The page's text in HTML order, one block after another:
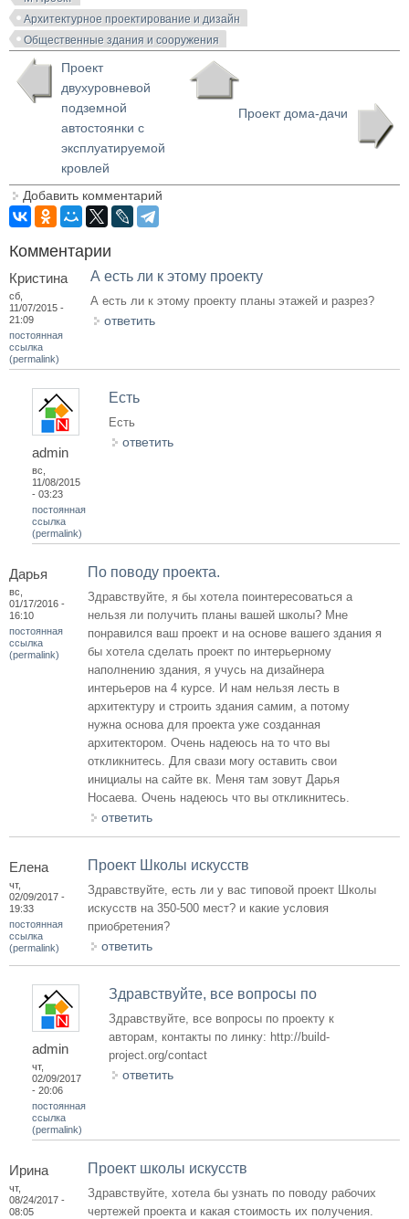
Архитектурное проектирование и дизайн
Общественные здания и сооружения
Проект
двухуровневой
подземной
автостоянки с
эксплуатируемой
кровлей
Проект дома-дачи
Добавить комментарий
Комментарии
Кристина
сб,
11/07/2015 -
21:09
постоянная
ссылка
(permalink)
А есть ли к этому проекту
А есть ли к этому проекту планы этажей и разрез?
ответить
admin
вс,
11/08/2015
- 03:23
постоянная
ссылка
(permalink)
Есть
Есть
ответить
Дарья
вс,
01/17/2016 -
16:10
постоянная
ссылка
(permalink)
По поводу проекта.
Здравствуйте, я бы хотела поинтересоваться а
нельзя ли получить планы вашей школы? Мне
понравился ваш проект и на основе вашего здания я
бы хотела сделать проект по интерьерному
наполнению здания, я учусь на дизайнера
интерьеров на 4 курсе. И нам нельзя лесть в
архитектуру и строить здания самим, а потому
нужна основа для проекта уже созданная
архитектором. Очень надеюсь на то что вы
откликнитесь. Для свази могу оставить свои
инициалы на сайте вк. Меня там зовут Дарья
Носаева. Очень надеюсь что вы откликнитесь.
ответить
Елена
чт,
02/09/2017 -
19:33
постоянная
ссылка
(permalink)
Проект Школы искусств
Здравствуйте, есть ли у вас типовой проект Школы
искусств на 350-500 мест? и какие условия
приобретения?
ответить
admin
чт,
02/09/2017
- 20:06
постоянная
ссылка
(permalink)
Здравствуйте, все вопросы по
Здравствуйте, все вопросы по проекту к
авторам, контакты по линку: http://build-
project.org/contact
ответить
Ирина
чт,
08/24/2017 -
08:05
Проект школы искусств
Здравствуйте, хотела бы узнать по поводу рабочих
чертежей проекта и какая стоимость их получения.